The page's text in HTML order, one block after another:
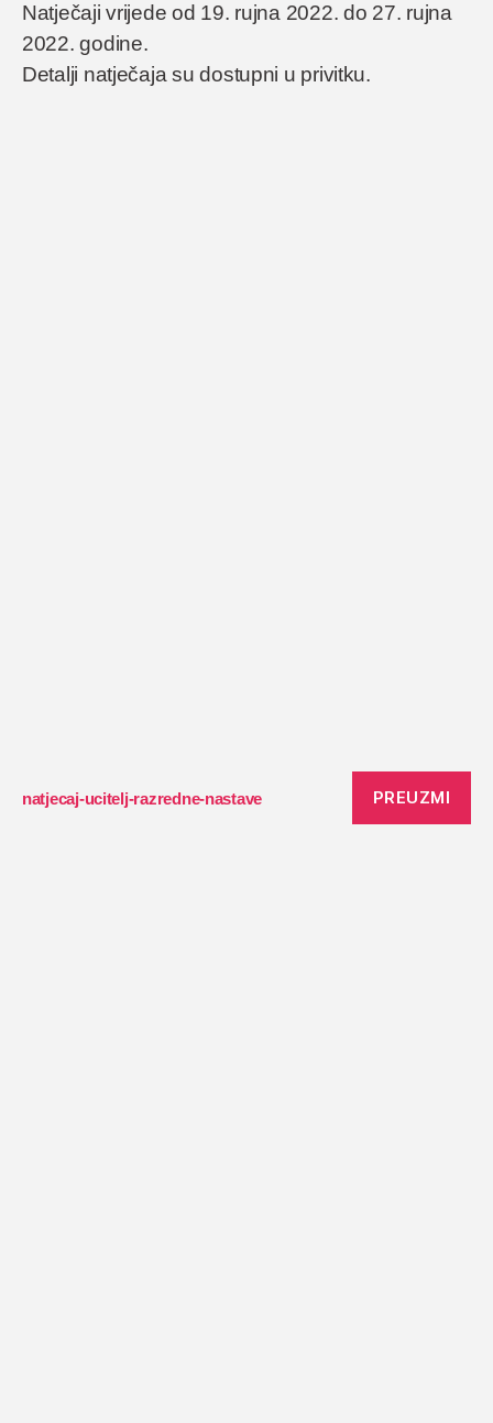
Natječaji vrijede od 19. rujna 2022. do 27. rujna
2022. godine.
Detalji natječaja su dostupni u privitku.
natjecaj-ucitelj-razredne-nastave PREUZMI